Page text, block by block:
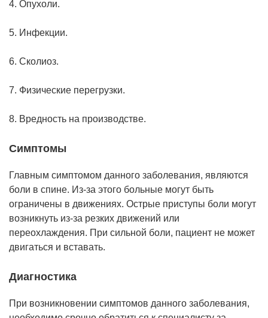
4. Опухоли.
5. Инфекции.
6. Сколиоз.
7. Физические перегрузки.
8. Вредность на производстве.
Симптомы
Главным симптомом данного заболевания, являются
боли в спине. Из-за этого больные могут быть
ограничены в движениях. Острые приступы боли могут
возникнуть из-за резких движений или
переохлаждения. При сильной боли, пациент не может
двигаться и вставать.
Диагностика
При возникновении симптомов данного заболевания,